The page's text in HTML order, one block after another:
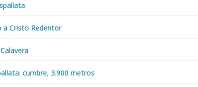
a Cristo Redentor
cumbre, 3.900 metros